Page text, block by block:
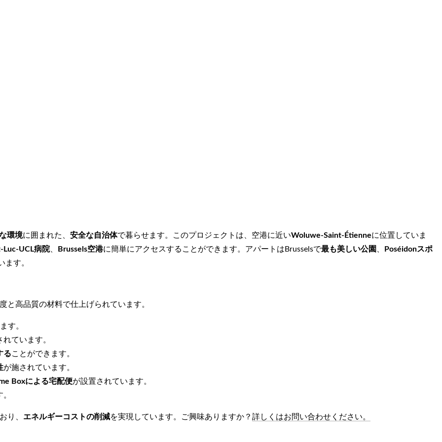
環境に囲まれた、 安全な自治体で暮らせます。このプロジェクトは、空港に近いWoluwe-Saint-Étienneに位置していま
Luc-UCL病院、 Brussels空港に簡単にアクセスすることができます。アパートはBrusselsで最も美しい公園 Poséidonスポ
ます。
と高品質の材料で仕上げられています。
す。
れています。
ることができます。
が施されています。
Boxによる宅配便が設置されています。
り、 エネルギーコストの削減を実現しています。ご興味ありますか？ 詳しくはお問い合わせください。